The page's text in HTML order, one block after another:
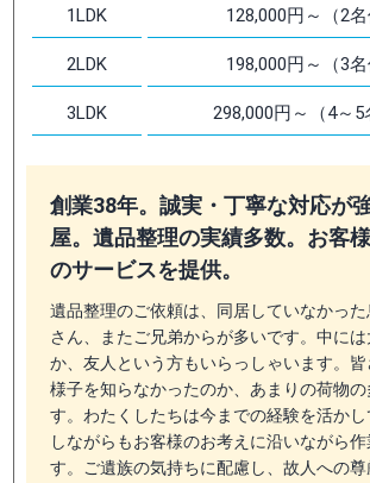
1LDK 128,000円～（2名
2LDK 198,000円～（3名
3LDK 298,000円～（4～5
創業38年。誠実・丁寧な対応が
屋。遺品整理の実績多数。お客
のサービスを提供。
遺品整理のご依頼は、同居していなかっ
さん、またご兄弟からが多いです。中には
か、友人という方もいらっしゃいます。
様子を知らなかったのか、あまりの荷物の
す。わたくしたちは今までの経験を活かし
しながらもお客様のお考えに沿いながら作
す。ご遺族の気持ちに配慮し、故人への